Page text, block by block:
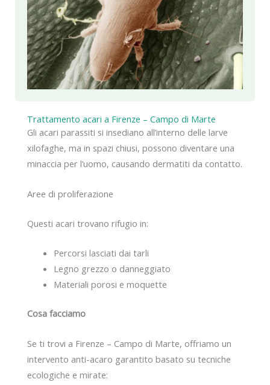
Trattamento acari a Firenze – Campo di Marte
Gli acari parassiti si insediano all’interno delle larve
xilofaghe, ma in spazi chiusi, possono diventare una
minaccia per l’uomo, causando dermatiti da contatto.
Aree di proliferazione
Questi acari trovano rifugio in:
Percorsi lasciati dai tarli
Legno grezzo o danneggiato
Materiali porosi e moquette
Cosa facciamo
Se ti trovi a Firenze – Campo di Marte, offriamo un
intervento anti-acaro garantito basato su tecniche
ecologiche e mirate: